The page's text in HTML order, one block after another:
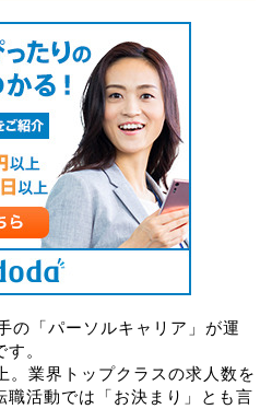
の「パーソルキャリア」が運
。
。業界トップクラスの求人数を
職活動では「お決まり」とも言